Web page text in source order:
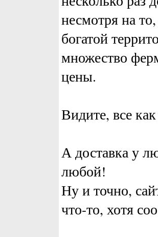
несмотря на
богатой
множество
цены.
Видите, все
А доставка у
любой!
Ну и точно,
что-то, хотя